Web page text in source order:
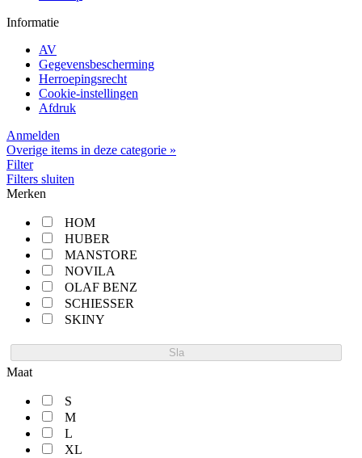
Informatie
AV
Gegevensbescherming
Herroepingsrecht
Cookie-instellingen
Afdruk
Anmelden
Overige items in deze categorie »
Filter
Filters sluiten
Merken
HOM
HUBER
MANSTORE
NOVILA
OLAF BENZ
SCHIESSER
SKINY
Sla
Maat
S
M
L
XL